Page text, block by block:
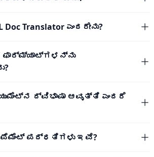
Doc Translator ಎಂದರೇನು?
ಫಾರ್ಮ್ಯಾಟ್‌ಗಳನ್ನು
ದ್ವಿಭಾಷಾ ಆವೃತ್ತಿ ಎಂದರೆ
ಪೆಮೆಂಟ್ ಪದ್ಧತಿಗಳು ಇವೆ?